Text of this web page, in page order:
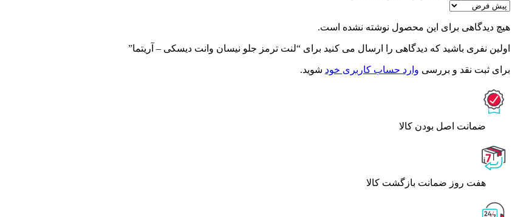
هیچ دیدگاهی برای این محصول نوشته نشده است.
اولین نفری باشید که دیدگاهی را ارسال می کنید برای “لنت ترمز جلو نیسان وانت دیسکی – آریتما”
برای ثبت نقد و بررسی وارد حساب کاربری خود شوید.
ﺿﻤﺎﻧﺖ اﺻﻞ ﺑﻮدن ﮐﺎﻟﺎ
هفت روز ضمانت بازگشت کالا